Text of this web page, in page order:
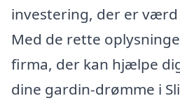
investering, der er
Med de rette
firma, der kan hjælpe
dine gardin-drømme i